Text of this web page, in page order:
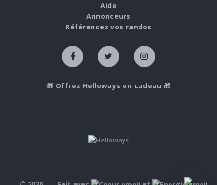
Aide
Annonceurs
Référencez vos randos
🎁 Offrez Helloways en cadeau 🎁